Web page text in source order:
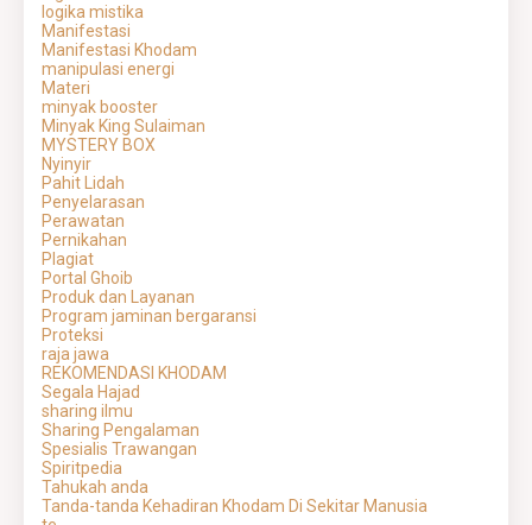
logika mistika
Manifestasi
Manifestasi Khodam
manipulasi energi
Materi
minyak booster
Minyak King Sulaiman
MYSTERY BOX
Nyinyir
Pahit Lidah
Penyelarasan
Perawatan
Pernikahan
Plagiat
Portal Ghoib
Produk dan Layanan
Program jaminan bergaransi
Proteksi
raja jawa
REKOMENDASI KHODAM
Segala Hajad
sharing ilmu
Sharing Pengalaman
Spesialis Trawangan
Spiritpedia
Tahukah anda
Tanda-tanda Kehadiran Khodam Di Sekitar Manusia